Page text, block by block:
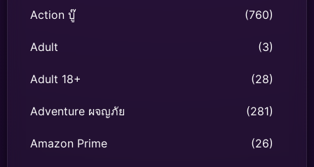
Action บู๊ (760)
Adult (3)
Adult 18+ (28)
Adventure ผจญภัย (281)
Amazon Prime (26)